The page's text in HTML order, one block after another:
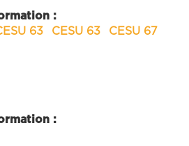
:
63 CESU 63
CESU 67
: